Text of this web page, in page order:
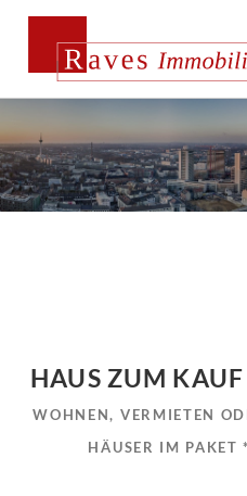
HAUS ZUM
WOHNEN, VERMIETEN
HÄUSER IM PAKET